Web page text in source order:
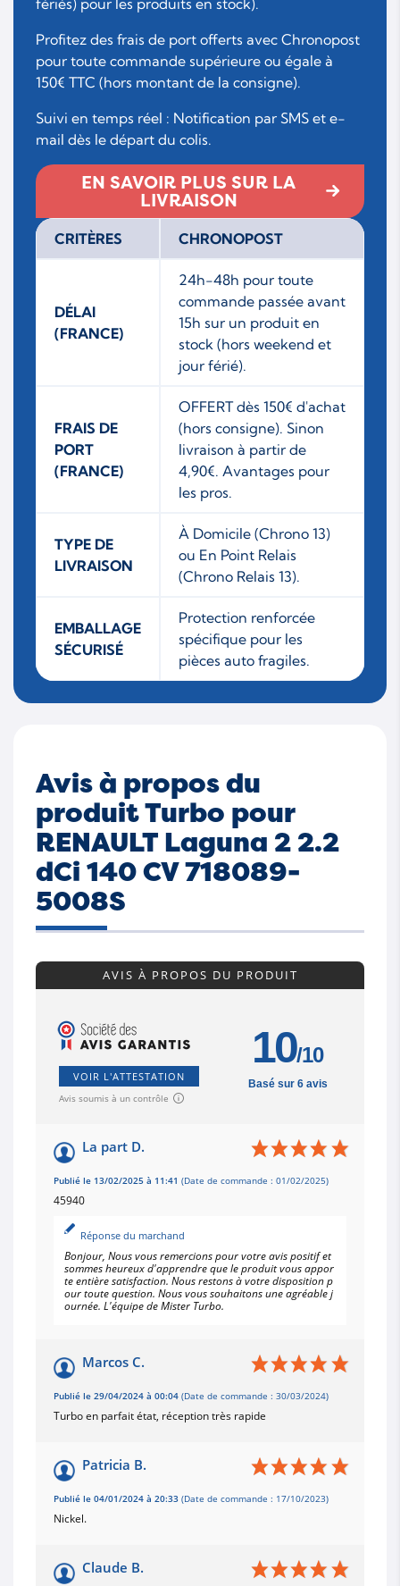
Profitez des frais de port offerts avec Chronopost
pour toute commande supérieure ou égale à
150€ TTC (hors montant de la consigne).
Suivi en temps réel : Notification par SMS et e-
mail dès le départ du colis.
EN SAVOIR PLUS SUR LA
LIVRAISON
CRITÈRES CHRONOPOST
DÉLAI
(FRANCE)
24h-48h pour toute
commande passée avant
15h sur un produit en
stock (hors weekend et
jour férié).
FRAIS DE
PORT
(FRANCE)
OFFERT dès 150€ d'achat
(hors consigne). Sinon
livraison à partir de
4,90€. Avantages pour
les pros.
TYPE DE
LIVRAISON
À Domicile (Chrono 13)
ou En Point Relais
(Chrono Relais 13).
EMBALLAGE
SÉCURISÉ
Protection renforcée
spécifique pour les
pièces auto fragiles.
Avis à propos du
produit Turbo pour
RENAULT Laguna 2 2.2
dCi 140 CV 718089-
5008S
AVIS À PROPOS DU PRODUIT
VOIR L'ATTESTATION
Avis soumis à un contrôle
10/10
Basé sur 6 avis
La part D.
Publié le 13/02/2025 à 11:41 (Date de commande : 01/02/2025)
45940
Réponse du marchand
Bonjour, Nous vous remercions pour votre avis positif et
sommes heureux d'apprendre que le produit vous appor
te entière satisfaction. Nous restons à votre disposition p
our toute question. Nous vous souhaitons une agréable j
ournée. L'équipe de Mister Turbo.
Marcos C.
Publié le 29/04/2024 à 00:04 (Date de commande : 30/03/2024)
Turbo en parfait état, réception très rapide
Patricia B.
Publié le 04/01/2024 à 20:33 (Date de commande : 17/10/2023)
Nickel.
Claude B.